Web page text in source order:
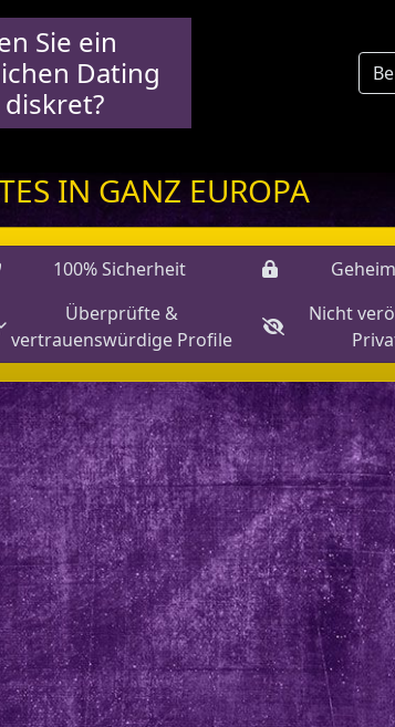
Sie ein
Dating
diskret?
IN GANZ EUROPA
100% Sicherheit
Überprüfte &
vertrauenswürdige Profile
Nicht